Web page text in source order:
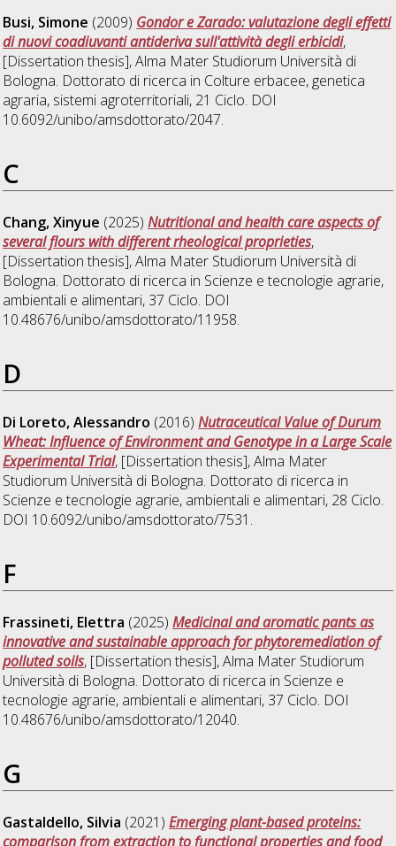
Busi, Simone (2009) Gondor e Zarado: valutazione degli effetti
di nuovi coadiuvanti antideriva sull'attività degli erbicidi,
[Dissertation thesis], Alma Mater Studiorum Università di
Bologna. Dottorato di ricerca in Colture erbacee, genetica
agraria, sistemi agroterritoriali, 21 Ciclo. DOI
10.6092/unibo/amsdottorato/2047.
C
Chang, Xinyue (2025)Nutritional and health care aspects of
several flours with different rheological proprieties,
[Dissertation thesis], Alma Mater Studiorum Università di
Bologna. Dottorato di ricerca in Scienze e tecnologie agrarie,
ambientali e alimentari, 37 Ciclo. DOI
10.48676/unibo/amsdottorato/11958.
D
Di Loreto, Alessandro (2016)Nutraceutical Value of Durum
Wheat: Influence of Environment and Genotype in a Large Scale
Experimental Trial, [Dissertation thesis], Alma Mater
Studiorum Università di Bologna. Dottorato di ricerca in
Scienze e tecnologie agrarie, ambientali e alimentari, 28 Ciclo.
DOI 10.6092/unibo/amsdottorato/7531.
F
Frassineti, Elettra (2025)Medicinal and aromatic pants as
innovative and sustainable approach for phytoremediation of
polluted soils, [Dissertation thesis], Alma Mater Studiorum
Università di Bologna. Dottorato di ricerca in Scienze e
tecnologie agrarie, ambientali e alimentari, 37 Ciclo. DOI
10.48676/unibo/amsdottorato/12040.
G
Gastaldello, Silvia (2021)Emerging plant-based proteins:
comparison from extraction to functional properties and food